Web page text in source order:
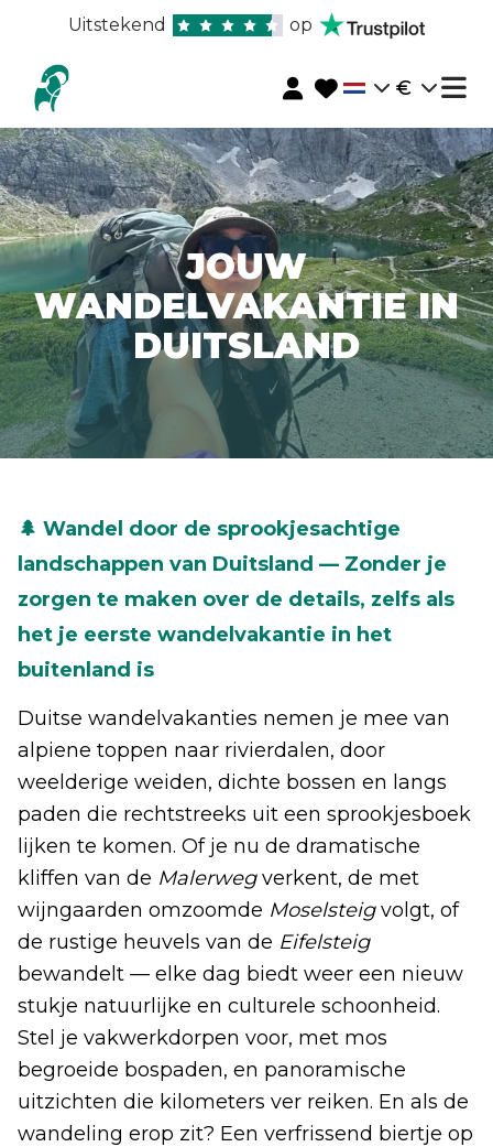
Uitstekend op
€
JOUW
WANDELVAKANTIE IN
DUITSLAND
🌲 Wandel door de sprookjesachtige
landschappen van Duitsland — Zonder je
zorgen te maken over de details, zelfs als
het je eerste wandelvakantie in het
buitenland is
Duitse wandelvakanties nemen je mee van
alpiene toppen naar rivierdal­en, door
weelderige weiden, dichte bossen en langs
paden die rechtstreeks uit een sprookjesboek
lijken te komen. Of je nu de dramatische
kliffen van de Malerwegverkent, de met
wijngaarden omzoomde Moselsteigvolgt, of
de rustige heuvels van de Eifelsteig
bewandelt — elke dag biedt weer een nieuw
stukje natuurlijke en culturele schoonheid.
Stel je vakwerkdorpen voor, met mos
begroeide bospaden, en panoramische
uitzichten die kilometers ver reiken. En als de
wandeling erop zit? Een verfrissend biertje op